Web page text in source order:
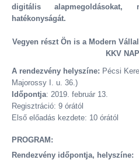
digitális alapmegoldásokat,
hatékonyságát.
Vegyen részt Ön is a Modern
KKV
A rendezvény helyszíne: Pécsi
Majorossy I. u. 36.)
Időpontja: 2019. február 13.
Regisztráció: 9 órától
Első előadás kezdete: 10 órától
PROGRAM:
Rendezvény időpontja,